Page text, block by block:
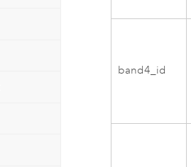
band4_id